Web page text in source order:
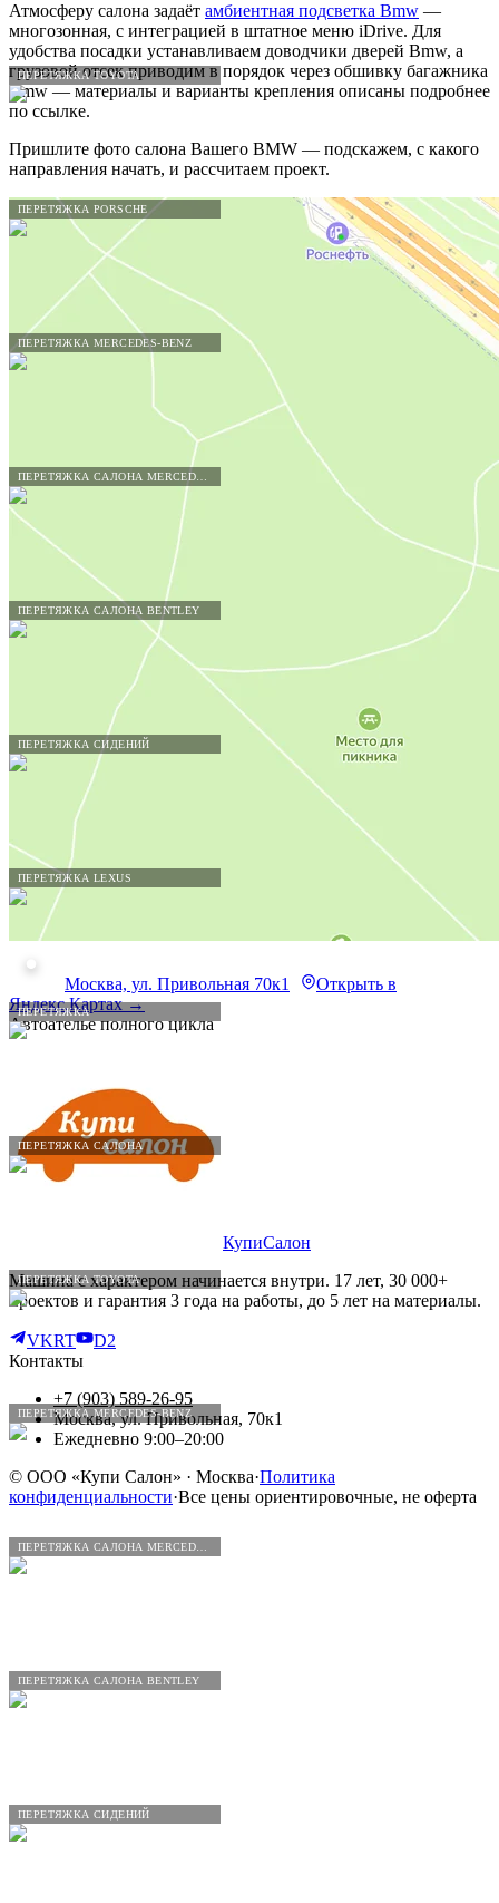
ПЕРЕТЯЖКА TOYOTA
ПЕРЕТЯЖКА PORSCHE
ПЕРЕТЯЖКА MERCEDES-BENZ
ПЕРЕТЯЖКА САЛОНА BENTLEY
ПЕРЕТЯЖКА СИДЕНИЙ
ПЕРЕТЯЖКА LEXUS
ПЕРЕТЯЖКА
ПЕРЕТЯЖКА САЛОНА
ПЕРЕТЯЖКА TOYOTA
ПЕРЕТЯЖКА MERCEDES-BENZ
ПЕРЕТЯЖКА САЛОНА BENTLEY
ПЕРЕТЯЖКА СИДЕНИЙ
Атмосферу салона задаёт амбиентная подсветка Bmw —
многозонная, с интеграцией в штатное меню iDrive. Для
удобства посадки устанавливаем доводчики дверей Bmw, а
грузовой отсек приводим в порядок через обшивку багажника
Bmw — материалы и варианты крепления описаны подробнее
по ссылке.
Пришлите фото салона Вашего BMW — подскажем, с какого
направления начать, и рассчитаем проект.
Москва, ул. Привольная 70к1
Открыть в
Яндекс.Картах →
Автоателье полного цикла
КупиСалон
Машина с характером начинается внутри. 17 лет, 30 000+
проектов и гарантия 3 года на работы, до 5 лет на материалы.
VKRT
D2
Контакты
+7 (903) 589-26-95
Москва, ул. Привольная, 70к1
Ежедневно 9:00–20:00
© ООО «Купи Салон» · Москва·Политика
конфиденциальности·Все цены ориентировочные, не оферта